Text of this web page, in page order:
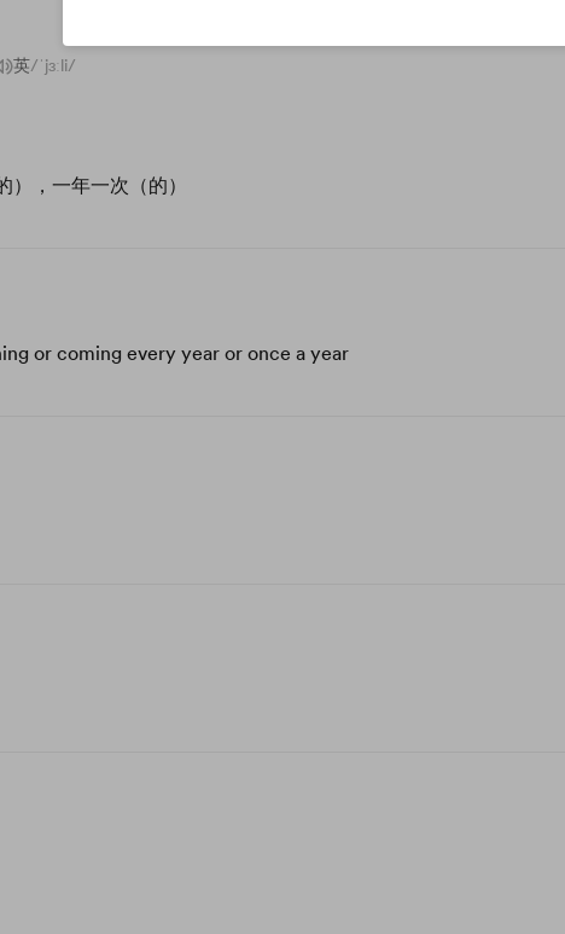
英/ˈjɜːli/
），一年一次（的）
or coming every year or once a year